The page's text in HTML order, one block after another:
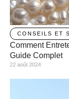
CONSEILS ET
Comment
Guide Complet
22 août 2024